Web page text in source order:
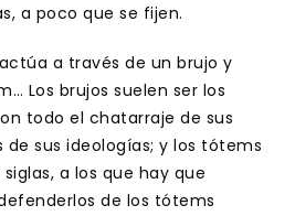
a poco que se fijen.
a través de un brujo y
Los brujos suelen ser los
todo el chatarraje de sus
de sus ideologías; y los tótems
a los que hay que
de los tótems